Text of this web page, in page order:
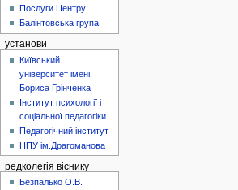
Послуги Центру
Балінтовська група
установи
Київський
університет імені
Бориса Грінченка
Інститут психології і
соціальної педагогіки
Педагогічний інститут
НПУ ім.Драгоманова
редколегія віснику
Безпалько О.В.